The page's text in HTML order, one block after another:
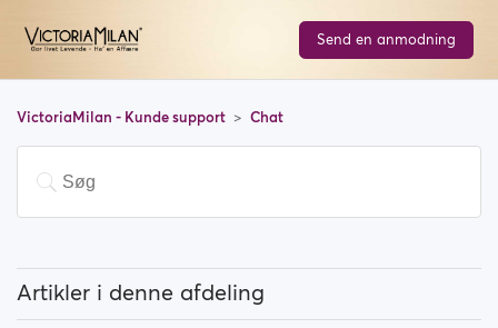
Send en anmodning
VictoriaMilan - Kunde support Chat
Artikler i denne afdeling